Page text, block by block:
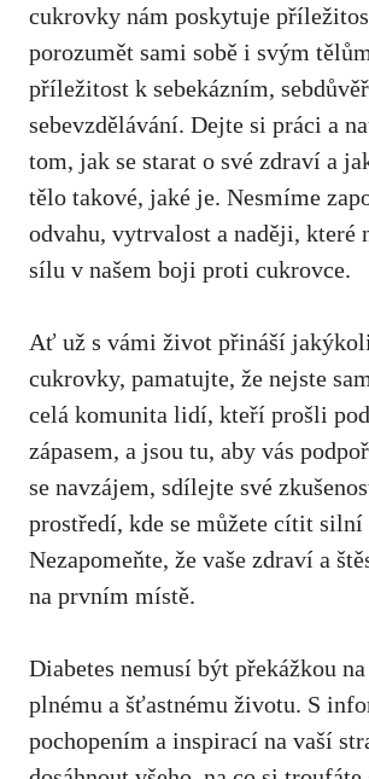
cukrovky nám poskytuje
porozumět sami ⁤sobě i svým
‌příležitost k sebekázním,
sebevzdělávání. Dejte si práci a
tom,⁤ jak se starat o své ​zdraví⁤ a
tělo takové, jaké je. Nesmíme
odvahu, vytrvalost a naději, které
sílu v našem boji proti⁢ cukrovce.
Ať už s vámi život přináší
⁢cukrovky, pamatujte, ‍že nejste
celá komunita lidí, kteří prošli
zápasem, ⁤a jsou ⁣tu, aby‍ vás
se‌ navzájem, sdílejte ‌své
prostředí, kde se můžete cítit
Nezapomeňte, že vaše zdraví a
na⁢ prvním místě.
Diabetes nemusí být překážkou⁤
plnému a šťastnému životu. S
pochopením a inspirací⁢ na vaší